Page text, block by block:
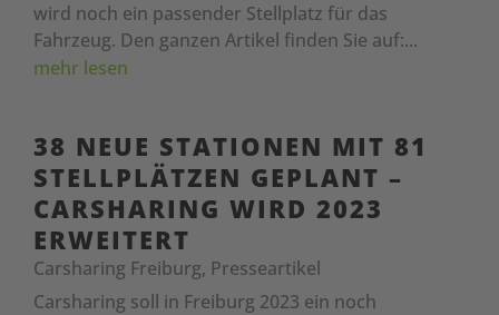
wird noch ein passender Stellplatz für das
Fahrzeug. Den ganzen Artikel finden Sie auf:...
mehr lesen
38 NEUE STATIONEN MIT 81
STELLPLÄTZEN GEPLANT –
CARSHARING WIRD 2023
ERWEITERT
Carsharing Freiburg, Presseartikel
Carsharing soll in Freiburg 2023 ein noch